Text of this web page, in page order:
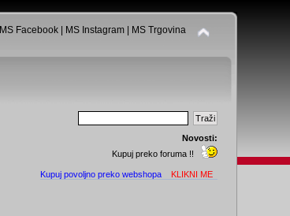
MS Facebook| MS Instagram| MS Trgovina
Novosti:
Kupuj preko foruma !!
Kupuj povoljno preko webshopa KLIKNI ME